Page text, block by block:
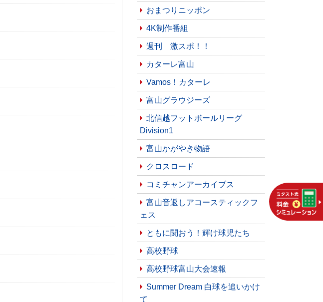
おまつりニッポン
4K制作番組
週刊 激スポ！！
カターレ富山
Vamos！カターレ
富山グラウジーズ
北信越フットボールリーグ
Division1
富山かがやき物語
クロスロード
コミチャンアーカイブス
富山音返しアコースティックフ
ェス
ともに闘おう！輝け球児たち
高校野球
高校野球富山大会速報
Summer Dream 白球を追いかけ
て